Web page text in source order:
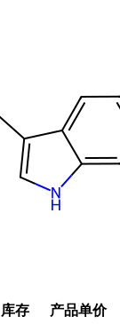
库存 产品单价